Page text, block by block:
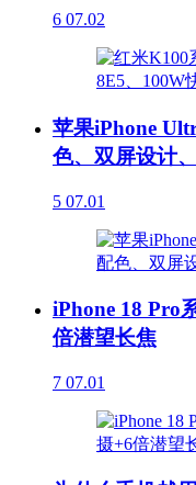
6 07.02
苹果iPhone
色、双屏设计
5 07.01
iPhone 18 Pro
倍潜望长焦
7 07.01